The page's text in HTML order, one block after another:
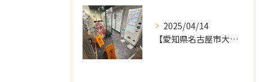
2025/04/14
【愛知県名古屋市大須 カードショップ屋のリノベーション